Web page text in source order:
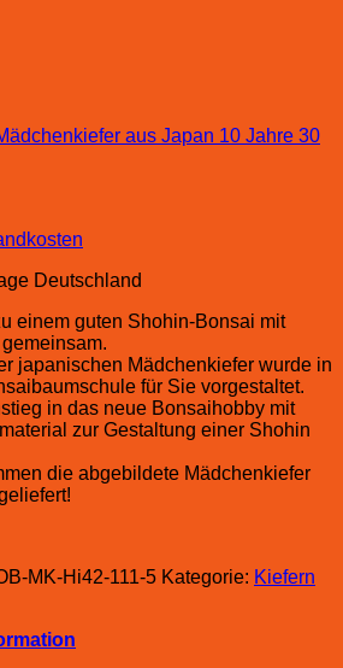
Deutschland
einem guten Shohin-Bonsai mit
japanischen Mädchenkiefer wurde in
für Sie vorgestaltet.
in das neue Bonsaihobby mit
zur Gestaltung einer Shohin
die abgebildete Mädchenkiefer
MK-Hi42-111-5 Kategorie: Kiefern